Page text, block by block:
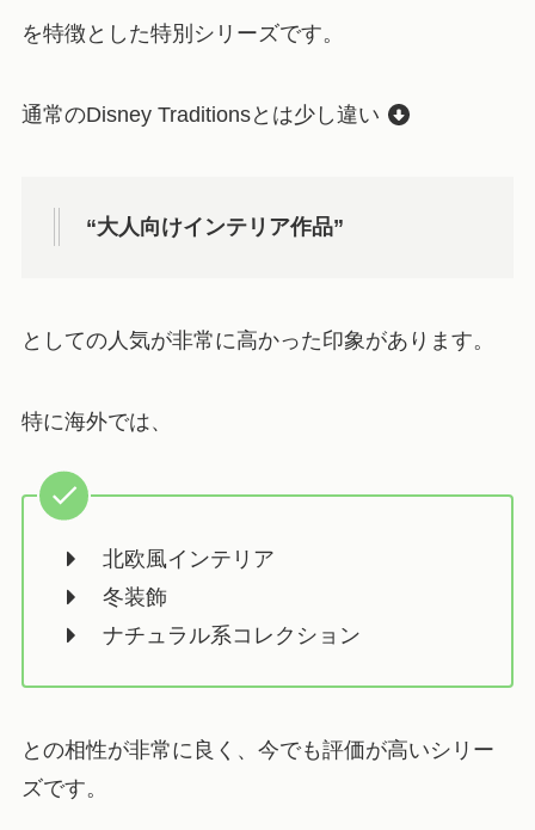
を特徴とした特別シリーズです。
通常のDisney Traditionsとは少し違い
“大人向けインテリア作品”
としての人気が非常に高かった印象があります。
特に海外では、
北欧風インテリア
冬装飾
ナチュラル系コレクション
との相性が非常に良く、今でも評価が高いシリー
ズです。